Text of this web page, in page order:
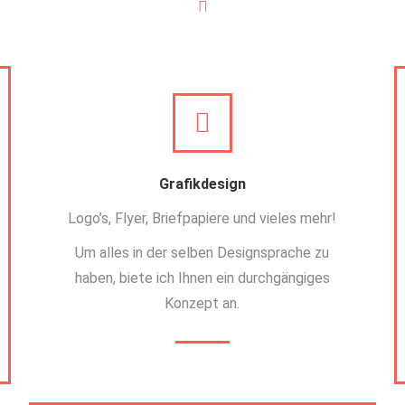
Grafikdesign
Logo’s, Flyer, Briefpapiere und vieles mehr!
Um alles in der selben Designsprache zu
haben, biete ich Ihnen ein durchgängiges
Konzept an.